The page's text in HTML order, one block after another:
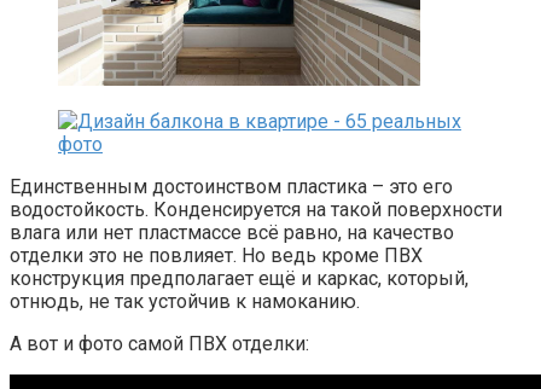
Единственным достоинством пластика – это его
водостойкость. Конденсируется на такой поверхности
влага или нет пластмассе всё равно, на качество
отделки это не повлияет. Но ведь кроме ПВХ
конструкция предполагает ещё и каркас, который,
отнюдь, не так устойчив к намоканию.
А вот и фото самой ПВХ отделки: